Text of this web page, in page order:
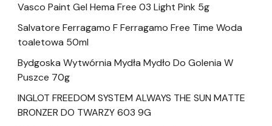
Vasco Paint Gel Hema Free 03 Light Pink 5g
Salvatore Ferragamo F Ferragamo Free Time Woda
toaletowa 50ml
Bydgoska Wytwórnia Mydła Mydło Do Golenia W
Puszce 70g
INGLOT FREEDOM SYSTEM ALWAYS THE SUN MATTE
BRONZER DO TWARZY 603 9G